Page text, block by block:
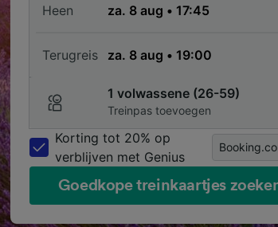
Heen
Terugreis
1 volwassene (26-59)
Treinpas toevoegen
Korting tot 20% op
verblijven met Genius
Goedkope treinkaartjes